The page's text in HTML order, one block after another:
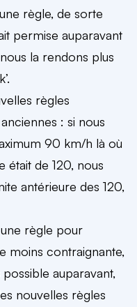
règle, de sorte
permise auparavant
la rendons plus
règles
: si nous
90 km/h là où
était de 120, nous
antérieure des 120,
règle pour
moins contraignante,
auparavant,
nouvelles règles